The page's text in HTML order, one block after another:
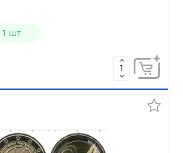
1 шт